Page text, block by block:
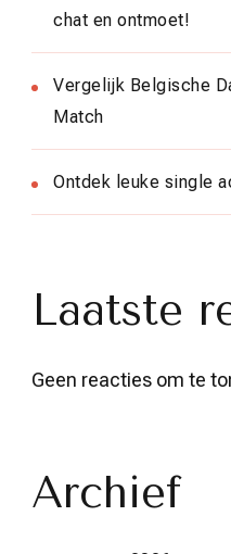
chat en ontmoet!
Vergelijk Belgische
Match
Ontdek leuke single
Laatste
Geen reacties om te
Archief